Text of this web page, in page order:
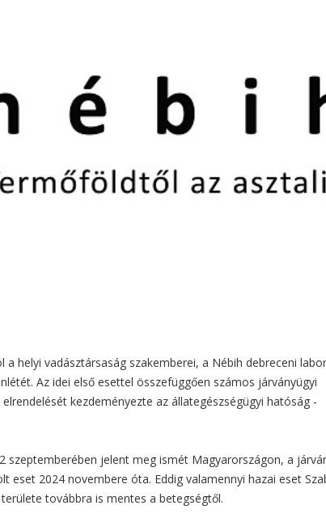
helyi vadásztársaság szakemberei, a Nébih debreceni
Az idei első esettel összefüggően számos járványügyi
kezdeményezte az állategészségügyi hatóság -
jelent meg ismét Magyarországon, a
eset 2024 novembere óta. Eddig valamennyi hazai eset
továbbra is mentes a betegségtől.